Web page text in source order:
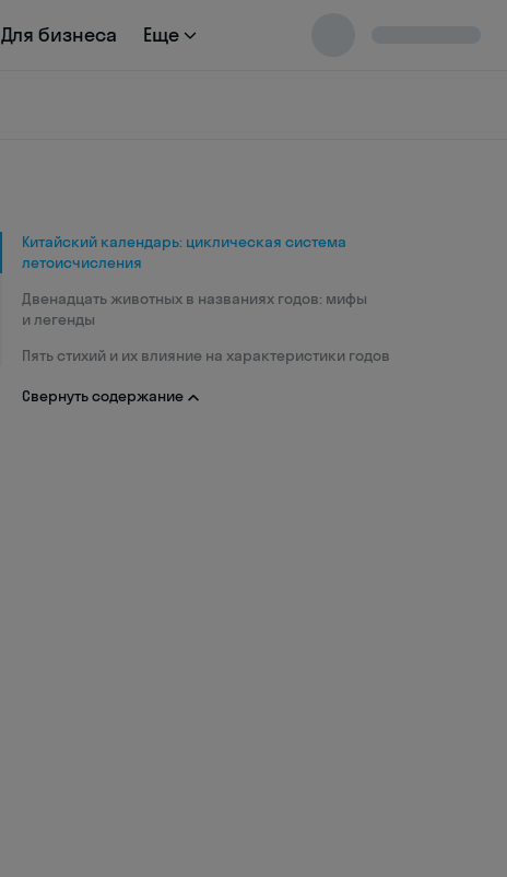
Для бизнеса Еще
Китайский календарь: циклическая система
летоисчисления
Двенадцать животных в названиях годов: мифы
и легенды
Пять стихий и их влияние на характеристики годов
Свернуть содержание